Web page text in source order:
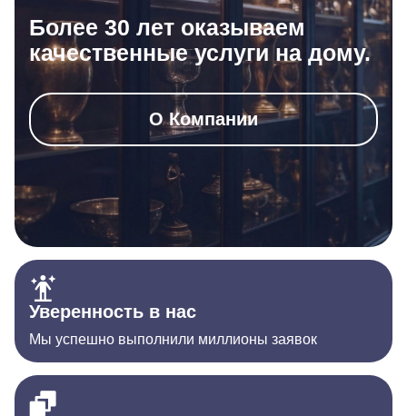
Более 30 лет оказываем
качественные услуги на дому.
О Компании
Уверенность в нас
Мы успешно выполнили миллионы заявок